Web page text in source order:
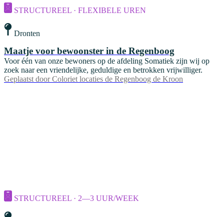
STRUCTUREEL · FLEXIBELE UREN
Dronten
Maatje voor bewoonster in de Regenboog
Voor één van onze bewoners op de afdeling Somatiek zijn wij op
zoek naar een vriendelijke, geduldige en betrokken vrijwilliger.
Geplaatst door Coloriet locaties de Regenboog de Kroon
STRUCTUREEL · 2—3 UUR/WEEK